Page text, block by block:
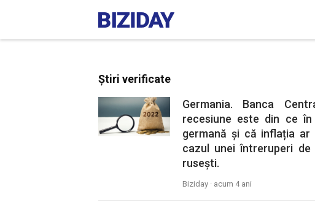
Știri verificate
Germania. Banca
recesiune este din ce
germană și că inflația ar
cazul unei întreruperi
rusești.
Biziday · acum 4 ani